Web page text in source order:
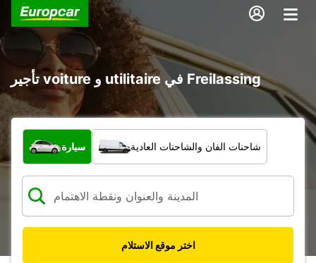
تأجير voiture و utilitaire في Freilassing
ما نوع المركبة؟
سيارة شاحنات الفان والشاحنات العادية
اختر موقع الاستلام